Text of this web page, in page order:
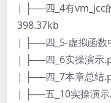
| ├──四_4有vm_jcc
398.37kb
| ├──四_5-虚拟函数
| ├──四_6实操演示
| ├──四_7本章总结
| ├──五_10实操演